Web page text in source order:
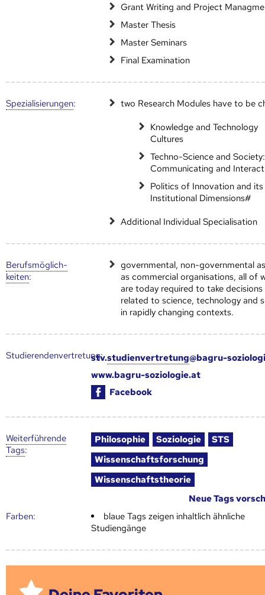
Grant Writing and Project
Master Thesis
Master Seminars
Final Examination
Speziali­sierungen: two Research Modules have to be
Knowledge and Technology
Cultures
Techno-Science and Society:
Communicating and
Politics of Innovation and its
Institutional Dimensions#
Additional Individual Specialisation
Berufs­möglich­
keiten:
governmental, non-governmental
as commercial organisations, all of
are today required to take decisions
related to science, technology and
in rapidly changing contexts.
Studierendenvertretung:
stv.studienvertretung@bagru-
www.bagru-soziologie.at
Facebook
Weiter­führende
Tags:
Philosophie Soziologie
STS
Wissenschaftsforschung
Wissenschaftstheorie
Neue Tags
Farben:
blaue Tags zeigen inhaltlich ähnliche
Studiengänge